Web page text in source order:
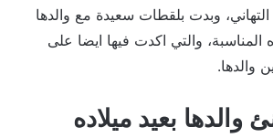
وبدت بلقطات سعيدة مع والدها
المناسبة، والتي اكدت فيها ايضا على
والدها.
والدها بعيد ميلاده